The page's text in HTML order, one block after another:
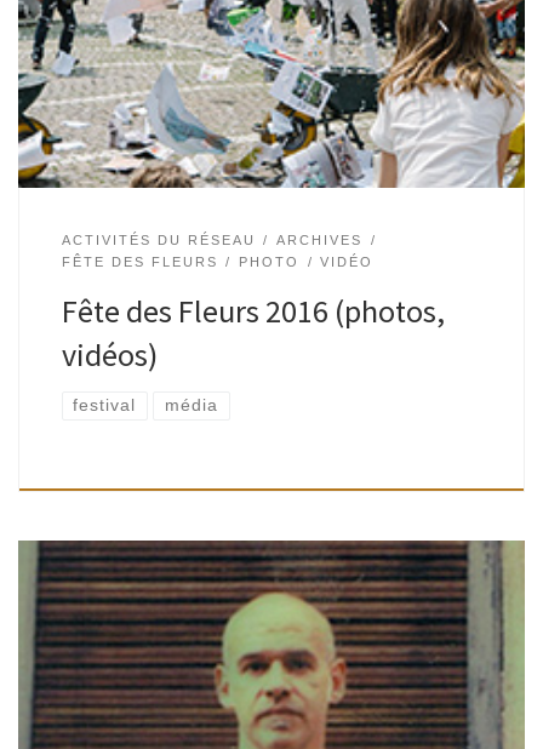
et 16h30 ; lecture-performance avec Vincent Tholomé à 16h
; ateliers “livres et reliure” toute l’après-midi. Gratuit. 14h30
et […]
ACTIVITÉS DU RÉSEAU
ARCHIVES
FÊTE DES FLEURS
PHOTO VIDÉO
Fête des Fleurs 2016 (photos,
vidéos)
festival média
Fête des fleurs — Poiêsis & écriture — Lecture-
performance avec Vincent Tholomé Place Gilson (devant la
Maison Haute). Le samedi 28 mai 2016. Lecture-performance
à 16h. Gratuit. « Habités par les […]